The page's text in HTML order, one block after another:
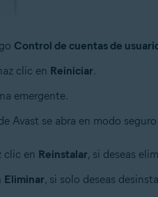
Control de cuentas de
clic en Reiniciar.
emergente.
Avast se abra en modo
clic en Reinstalar, si deseas
Eliminar, si solo deseas